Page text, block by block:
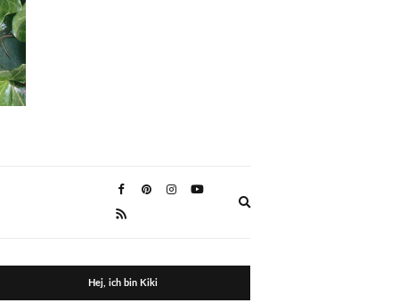
Hej, ich bin Kiki